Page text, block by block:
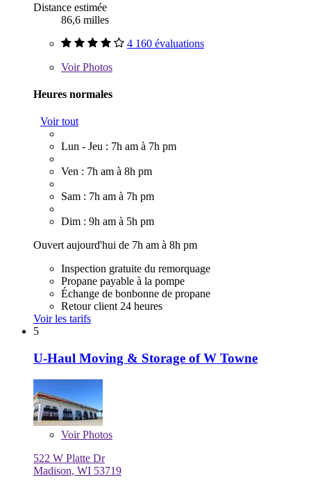
Distance estimée
86,6 milles
4 160 évaluations
VoirPhotos
Heures normales
Voir tout
Lun - Jeu : 7h am à 7h pm
Ven : 7h am à 8h pm
Sam : 7h am à 7h pm
Dim : 9h am à 5h pm
Ouvert aujourd'hui de 7h am à 8h pm
Inspection gratuite du remorquage
Propane payable à la pompe
Échange de bonbonne de propane
Retour client 24 heures
Voir les tarifs
5
U-Haul Moving & Storage of W Towne
VoirPhotos
522 W Platte Dr
Madison, WI 53719